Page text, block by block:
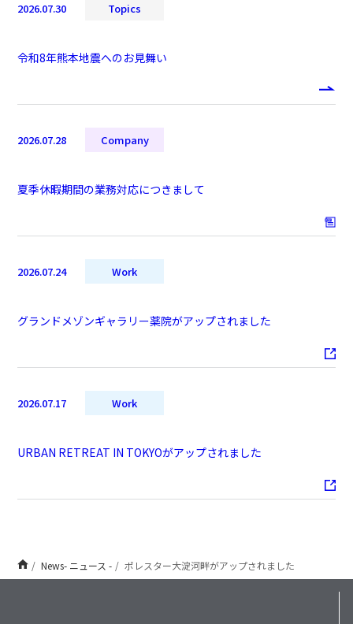
2026.07.30 Topics
令和8年熊本地震へのお見舞い
2026.07.28 Company
夏季休暇期間の業務対応につきまして
2026.07.24 Work
グランドメゾンギャラリー薬院がアップされました
2026.07.17 Work
URBAN RETREAT IN TOKYOがアップされました
News- ニュース - ポレスター大淀河畔がアップされました